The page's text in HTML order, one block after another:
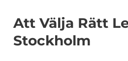
Att Välja Rätt
Stockholm